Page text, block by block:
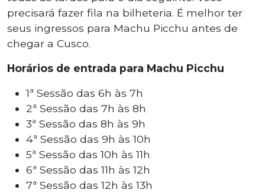
precisará fazer fila na bilheteria. É melhor ter
seus ingressos para Machu Picchu antes de
chegar a Cusco.
Horários de entrada para Machu Picchu
1ª Sessão das 6h às 7h
2ª Sessão das 7h às 8h
3ª Sessão das 8h às 9h
4ª Sessão das 9h às 10h
5ª Sessão das 10h às 11h
6ª Sessão das 11h às 12h
7ª Sessão das 12h às 13h